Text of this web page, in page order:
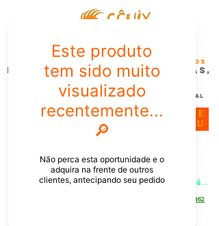
FÊNIX DESIGN STUDIO | Design
Gráfico| Desenvolvimento de Produtos
Personalizados para Pessoas,
Empresas e EventoS
Lembrancinhas, Brindes promocionais,
Decoração, Presentes e Comunicação Visual
PEDIDOS PELO CHAT OU WHATSAPP: Informe os produtos,
quantidade e o CEP ou endereço de entrega e receba um link já
ME
NU
[21] 9 6546 4862